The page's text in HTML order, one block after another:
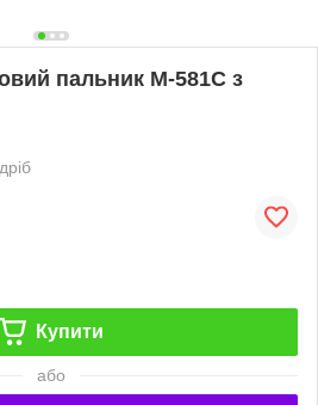
пальник M-581C з
Купити
або